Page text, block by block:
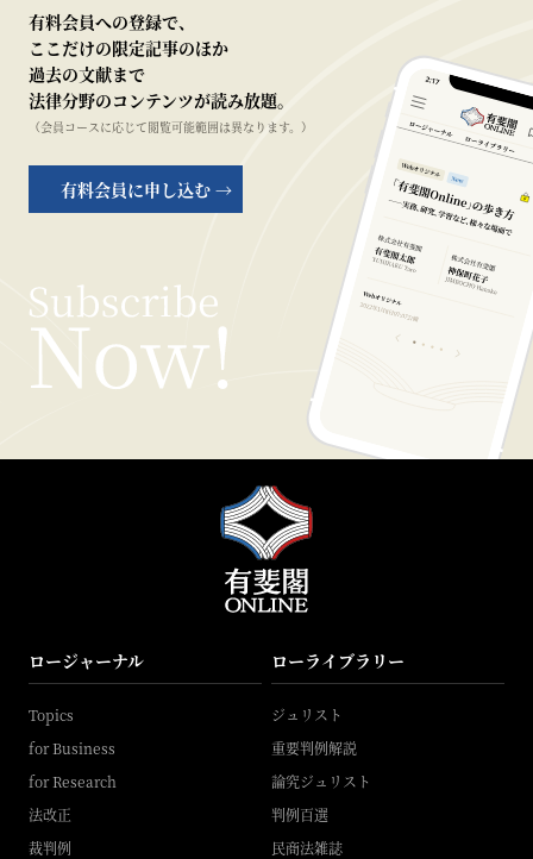
有料会員への登録で、
ここだけの限定記事のほか
過去の文献まで
法律分野のコンテンツが読み放題。
（会員コースに応じて閲覧可能範囲は異なります。）
有料会員に申し込む →
ロージャーナル
Topics
for Business
for Research
法改正
裁判例
ローライブラリー
ジュリスト
重要判例解説
論究ジュリスト
判例百選
民商法雑誌